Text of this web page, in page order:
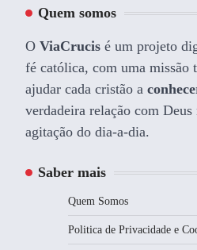
Quem somos
O ViaCrucis é um projeto
fé católica, com uma missão
ajudar cada cristão a
verdadeira relação com
agitação do dia-a-dia.
Saber mais
Quem Somos
Politica de Privacidade e